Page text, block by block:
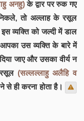
अनहु)के द्वार पर रुक गए
तो अल्लाह के रसूल
व्यक्ति को जल्दी में डाल
उस व्यक्ति के बारे में
जाए और उसका वीर्य न
(सल्लल्लाहु अलैहि व
से ही करना होता है।